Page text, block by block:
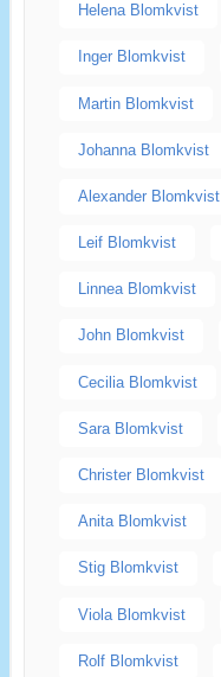
Helena Blomkvist
Inger Blomkvist
Martin Blomkvist
Johanna Blomkvist
Alexander Blomkvist
Leif Blomkvist
Linnea Blomkvist
John Blomkvist
Cecilia Blomkvist
Sara Blomkvist
Christer Blomkvist
Anita Blomkvist
Stig Blomkvist
Viola Blomkvist
Rolf Blomkvist